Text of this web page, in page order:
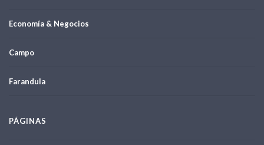
Economía & Negocios
Campo
Farandula
PÁGINAS